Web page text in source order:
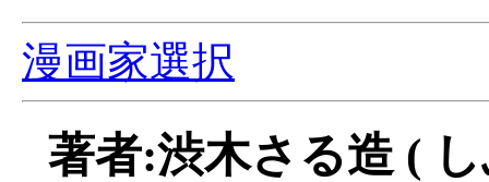
漫画家選択
著者:渋木さる造 (